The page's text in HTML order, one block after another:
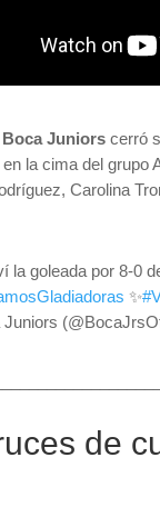
Boca Juniors cerró
la cima del grupo
Carolina
la goleada por 8-0
✨
de